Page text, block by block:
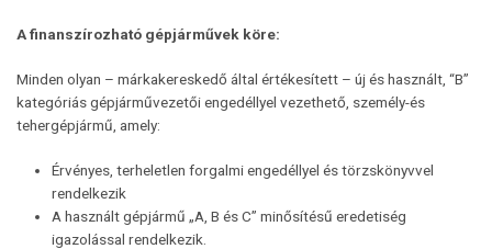
A finanszírozható gépjárművek köre:
Minden olyan – márkakereskedő által értékesített – új és használt, “B”
kategóriás gépjárművezetői engedéllyel vezethető, személy-és
tehergépjármű, amely:
Érvényes, terheletlen forgalmi engedéllyel és törzskönyvvel
rendelkezik
A használt gépjármű „A, B és C” minősítésű eredetiség
igazolással rendelkezik.